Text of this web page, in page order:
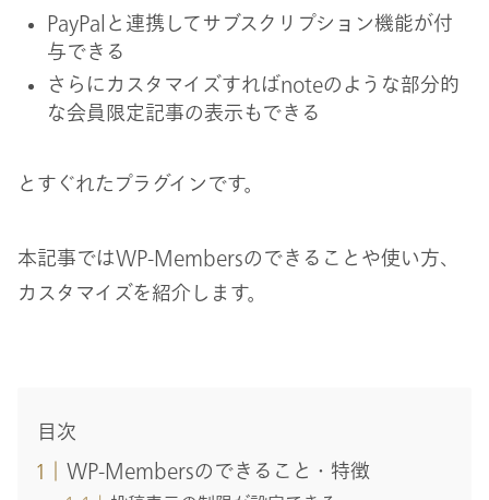
PayPalと連携してサブスクリプション機能が付
与できる
さらにカスタマイズすればnoteのような部分的
な会員限定記事の表示もできる
とすぐれたプラグインです。
本記事ではWP-Membersのできることや使い方、
カスタマイズを紹介します。
目次
WP-Membersのできること・特徴